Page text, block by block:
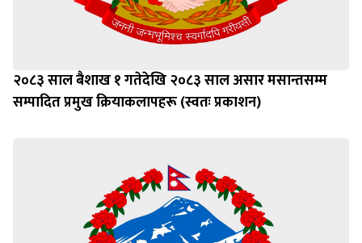
२०८३ साल बैशाख १ गतेदेखि २०८३ साल असार मसान्तसम्म
सम्पादित प्रमुख क्रियाकलापहरू (स्वतः प्रकाशन)